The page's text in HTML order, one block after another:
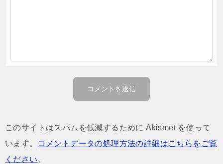
このサイトはスパムを低減するために Akismet を使って
います。
コメントデータの処理方法の詳細はこちらをご覧
ください 。